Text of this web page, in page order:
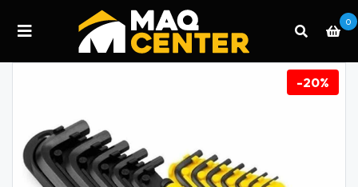
0
-20%